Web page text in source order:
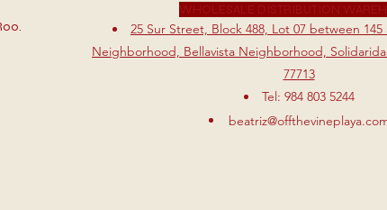
WHOLESALE DISTRIBUTION
25 Sur Street, Block 488, Lot 07 between
Neighborhood, Bellavista Neighborhood,
77713
Tel: 984 803 5244